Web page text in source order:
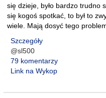
się dzieje, było bardzo trudno
się kogoś spotkać, to był to
wiele. Mają dosyć tego
Szczegóły
@sl500
79 komentarzy
Link na Wykop